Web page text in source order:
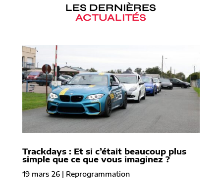
LES DERNIÈRES
ACTUALITÉS
Trackdays : Et si c’était beaucoup plus
simple que ce que vous imaginez ?
19 mars 26| Reprogrammation